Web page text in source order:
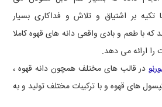
تکیه بر اشتیاق و تلاش و فداکاری بسیار
که با طعم و بادی واقعی دانه های قهوه کاملا
ارائه می دهد.
در قالب های مختلف همچون دانه قهوه ،
های قهوه و با ترکیبات مختلف تولید و به